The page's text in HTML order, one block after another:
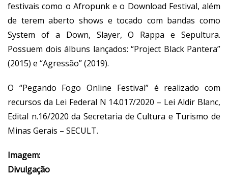
festivais como o Afropunk e o Download Festival, além
de terem aberto shows e tocado com bandas como
System of a Down, Slayer, O Rappa e Sepultura.
Possuem dois álbuns lançados: “Project Black Pantera”
(2015) e “Agressão” (2019).
O “Pegando Fogo Online Festival” é realizado com
recursos da Lei Federal N 14.017/2020 – Lei Aldir Blanc,
Edital n.16/2020 da Secretaria de Cultura e Turismo de
Minas Gerais – SECULT.
Imagem:
Divulgação